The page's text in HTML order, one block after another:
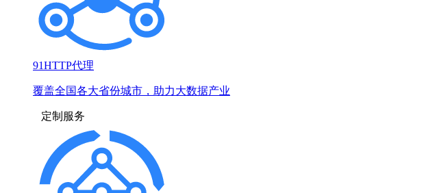
91HTTP代理
覆盖全国各大省份城市，助力大数据产业
定制服务